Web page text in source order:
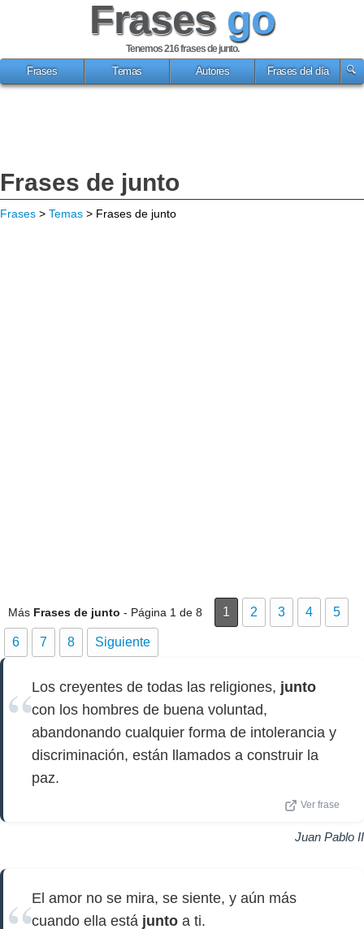
Frases go
Tenemos 216frases de junto.
Frases
Temas Autores Frases del día
Frases de junto
Frases > Temas > Frases de junto
Más Frases de junto - Página 1 de 8 1 2 3 4 5
6 7 8 Siguiente
Los creyentes de todas las religiones, junto
con los hombres de buena voluntad,
abandonando cualquier forma de intolerancia y
discriminación, están llamados a construir la
paz.
Ver frase
Juan Pablo II
El amor no se mira, se siente, y aún más
cuando ella está junto a ti.